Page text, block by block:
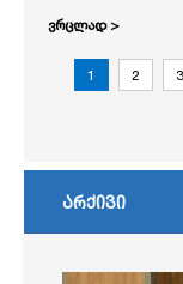
ვრცლად >
1 2 3
არქივი